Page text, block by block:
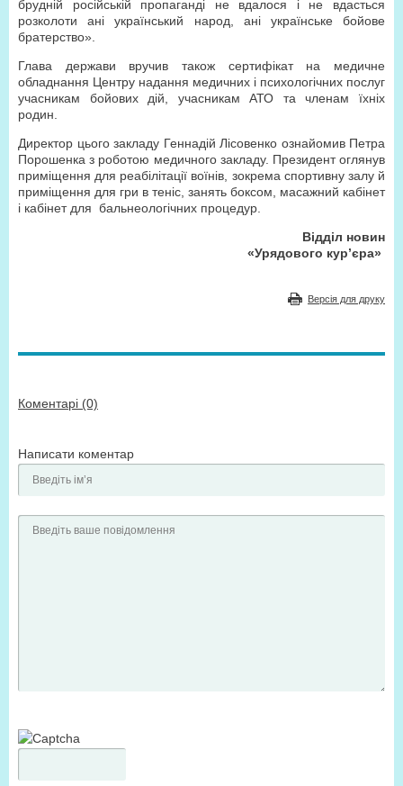
брудній російській пропаганді не вдалося і не вдасться
розколоти ані український народ, ані українське бойове
братерство».
Глава держави вручив також сертифікат на медичне
обладнання Центру надання медичних і психологічних послуг
учасникам бойових дій, учасникам АТО та членам їхніх
родин.
Директор цього закладу Геннадій Лісовенко ознайомив Петра
Порошенка з роботою медичного закладу. Президент оглянув
приміщення для реабілітації воїнів, зокрема спортивну залу й
приміщення для гри в теніс, занять боксом, масажний кабінет
і кабінет для бальнеологічних процедур.
Відділ новин
«Урядового кур’єра»
Версія для друку
Коментарі (0)
Написати коментар